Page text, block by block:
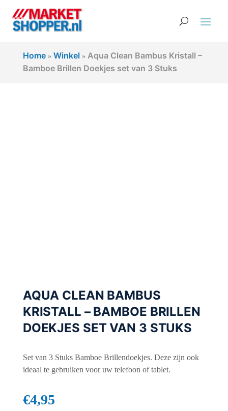
Home» Winkel » Aqua Clean Bambus Kristall –
Bamboe Brillen Doekjes set van 3 Stuks
AQUA CLEAN BAMBUS
KRISTALL – BAMBOE BRILLEN
DOEKJES SET VAN 3 STUKS
Set van 3 Stuks Bamboe Brillendoekjes. Deze zijn ook
ideaal te gebruiken voor uw telefoon of tablet.
€4,95